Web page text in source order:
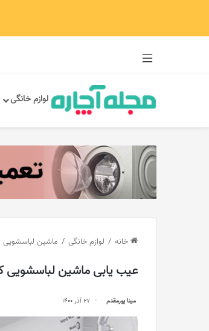
لوازم خانگی
خانه / لوازم خانگی / ماشین لباسشویی
عیب ‌یابی ماشین لباسشویی
مینا پورمقدم 27 آذر 1400